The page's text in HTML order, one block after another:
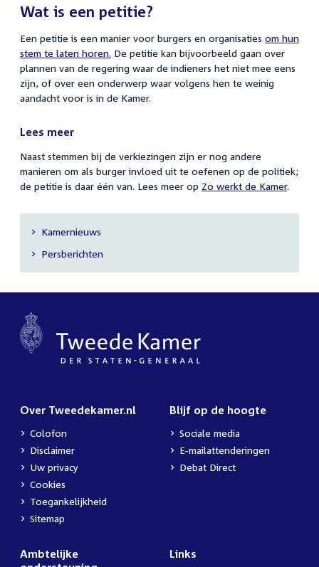
Wat is een petitie?
Een petitie is een manier voor burgers en organisaties om hun
stem te laten horen. De petitie kan bijvoorbeeld gaan over
plannen van de regering waar de indieners het niet mee eens
zijn, of over een onderwerp waar volgens hen te weinig
aandacht voor is in de Kamer.
Lees meer
Naast stemmen bij de verkiezingen zijn er nog andere
manieren om als burger invloed uit te oefenen op de politiek;
de petitie is daar één van. Lees meer op Zo werkt de Kamer.
Secundaire
navigatie
Kamernieuws
Persberichten
Over Tweedekamer.nl
Colofon
Disclaimer
Uw privacy
Cookies
Toegankelijkheid
Sitemap
Blijf op de hoogte
Sociale media
E-mailattenderingen
Debat Direct
Ambtelijke
Links